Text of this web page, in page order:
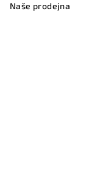
Naše prodejna